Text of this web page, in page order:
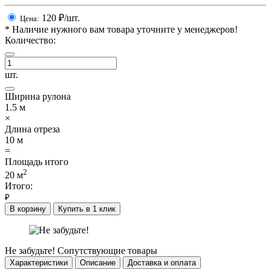
Цена: 120 ₽/шт.
* Наличие нужного вам товара уточните у менеджеров!
Количество:
шт.
Ширина рулона
1.5 м
×
Длина отреза
10 м
=
Площадь итого
20 м2
Итого:
₽
В корзину
Купить в 1 клик
Не забудьте! Сопутствующие товары
Характеристики Описание
Доставка и оплата